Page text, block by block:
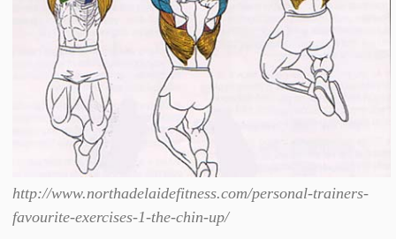
http://www.northadelaidefitness.com/personal-trainers-
favourite-exercises-1-the-chin-up/